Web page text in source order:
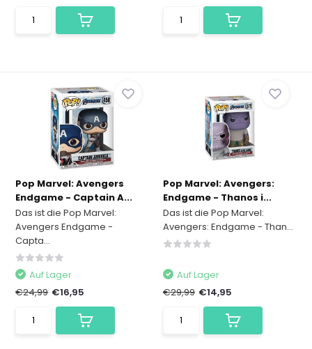
Pop Marvel: Avengers
Endgame - Captain A...
Das ist die Pop Marvel:
Avengers Endgame -
Capta...
Auf Lager
€24,99 €16,95
Pop Marvel: Avengers:
Endgame - Thanos i...
Das ist die Pop Marvel:
Avengers: Endgame - Than...
Auf Lager
€29,99 €14,95